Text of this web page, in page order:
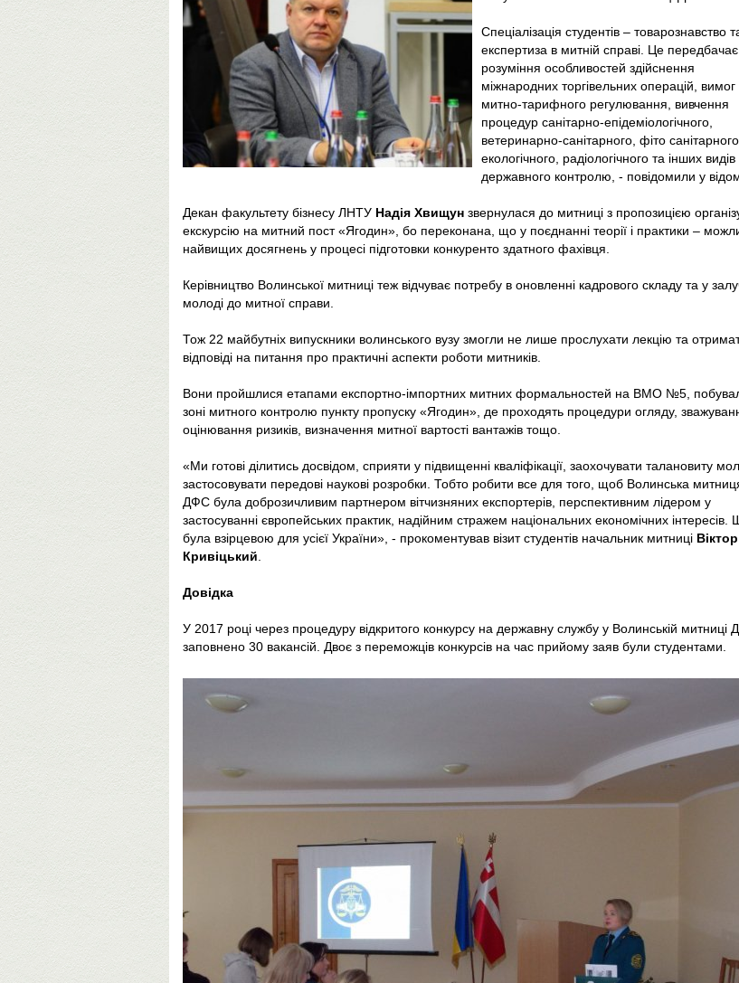
Спеціалізація студентів – товарознавство
експертиза в митній справі. Це передбачає
розуміння особливостей здійснення
міжнародних торгівельних операцій, вимог
митно-тарифного регулювання, вивчення
процедур санітарно-епідеміологічного,
ветеринарно-санітарного, фіто санітарного,
екологічного, радіологічного та інших видів
державного контролю, - повідомили у
Декан факультету бізнесу ЛНТУ Надія Хвищун звернулася до митниці з пропозицією
екскурсію на митний пост «Ягодин», бо переконана, що у поєднанні теорії і практики –
найвищих досягнень у процесі підготовки конкуренто здатного фахівця.
Керівництво Волинської митниці теж відчуває потребу в оновленні кадрового складу та у
молоді до митної справи.
Тож 22 майбутніх випускники волинського вузу змогли не лише прослухати лекцію та
відповіді на питання про практичні аспекти роботи митників.
Вони пройшлися етапами експортно-імпортних митних формальностей на ВМО №5,
зоні митного контролю пункту пропуску «Ягодин», де проходять процедури огляду,
оцінювання ризиків, визначення митної вартості вантажів тощо.
«Ми готові ділитись досвідом, сприяти у підвищенні кваліфікації, заохочувати талановиту
застосовувати передові наукові розробки. Тобто робити все для того, щоб Волинська
ДФС була доброзичливим партнером вітчизняних експортерів, перспективним лідером у
застосуванні європейських практик, надійним стражем національних економічних інтересів.
була взірцевою для усієї України», - прокоментував візит студентів начальник митниці Віктор
Кривіцький
Довідка
У 2017 році через процедуру відкритого конкурсу на державну службу у Волинській митниці
заповнено 30 вакансій. Двоє з переможців конкурсів на час прийому заяв були студентами.